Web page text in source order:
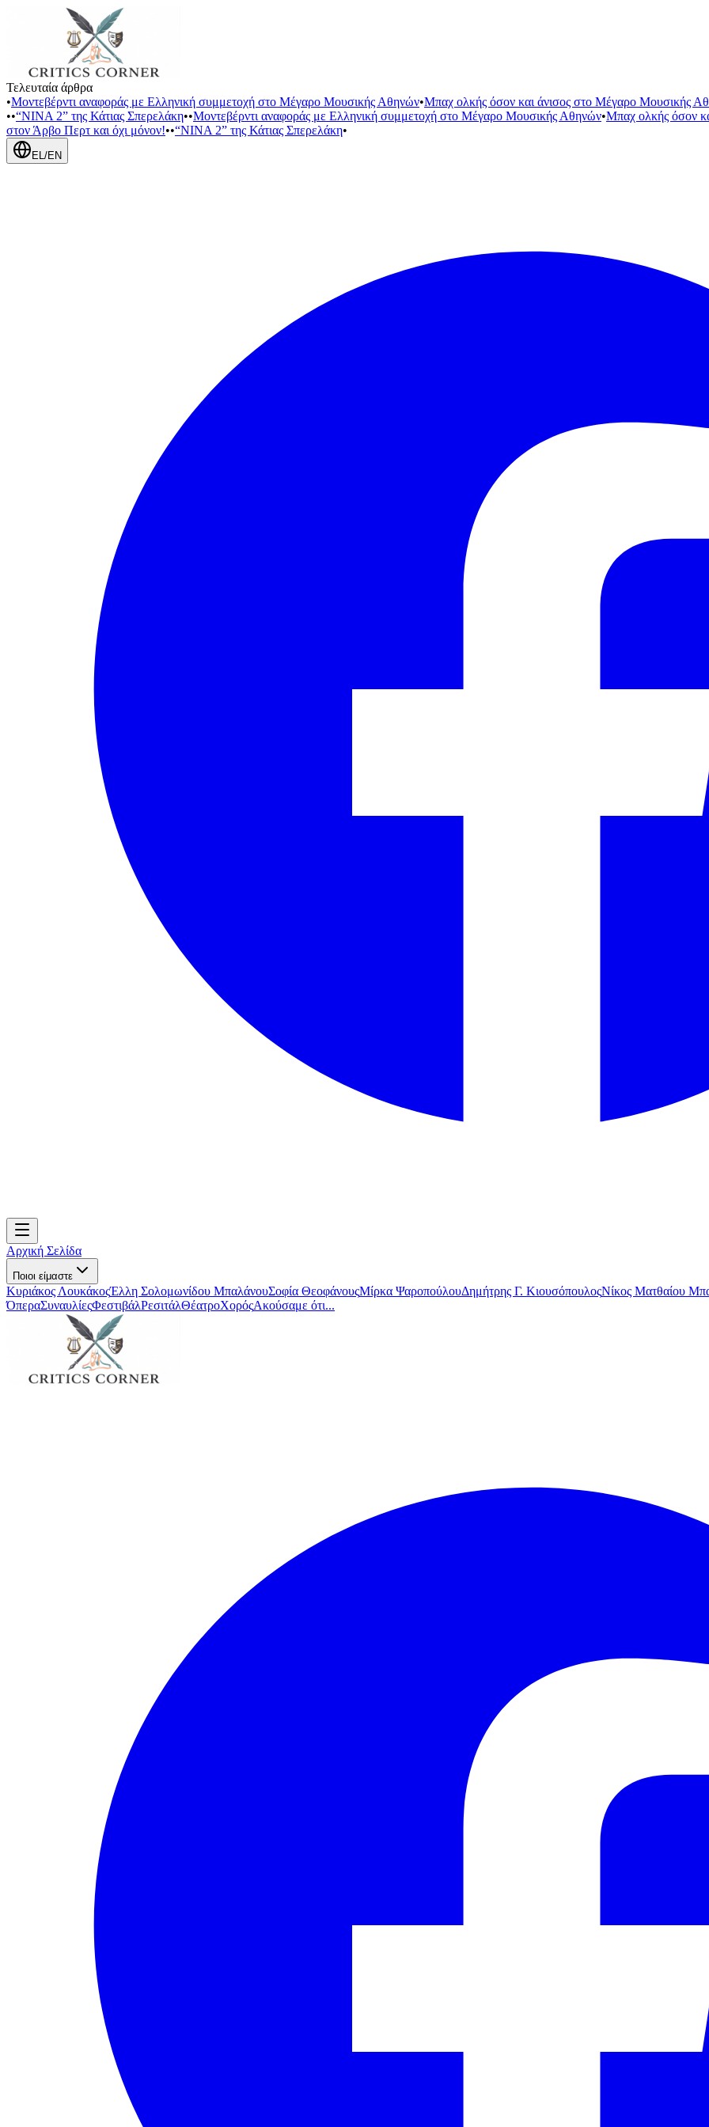
Τελευταία άρθρα
•Μοντεβέρντι αναφοράς με Ελληνική συμμετοχή στο Μέγαρο Μουσικής Αθηνών•Μπαχ ολκής όσον και άνισος στο Μέγαρο Μουσικής
••“NINA 2” της Κάτιας Σπερελάκη••Μοντεβέρντι αναφοράς με Ελληνική συμμετοχή στο Μέγαρο Μουσικής Αθηνών•Μπαχ ολκής όσον
στον Άρβο Περτ και όχι μόνον!••“NINA 2” της Κάτιας Σπερελάκη•
EL/EN
Αρχική Σελίδα
Ποιοι είμαστε
Κυριάκος ΛουκάκοςΈλλη Σολομωνίδου ΜπαλάνουΣοφία ΘεοφάνουςΜίρκα ΨαροπούλουΔημήτρης Γ. ΚιουσόπουλοςΝίκος Ματθαίου
ΌπεραΣυναυλίεςΦεστιβάλΡεσιτάλΘέατροΧορόςΑκούσαμε ότι...